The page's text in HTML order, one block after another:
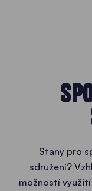
Stany pro
sdružení?
možností